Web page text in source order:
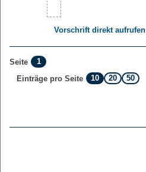
Vorschrift direkt aufrufen
Seite
1
Einträge pro Seite
10 20 50